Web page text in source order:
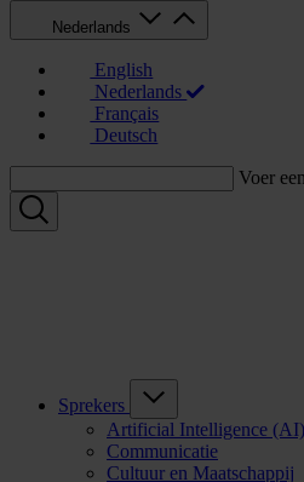
Nederlands
English
Nederlands
Français
Deutsch
Voer
Sprekers
Artificial Intelligence (AI)
Communicatie
Cultuur en Maatschappij